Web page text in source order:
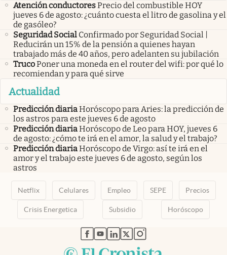
Atención conductoresPrecio del combustible HOY
jueves 6 de agosto: ¿cuánto cuesta el litro de gasolina y el
de gasóleo?
Seguridad Social Confirmado por Seguridad Social |
Reducirán un 15% de la pensión a quienes hayan
trabajado más de 40 años, pero adelanten su jubilación
TrucoPoner una moneda en el router del wifi: por qué lo
recomiendan y para qué sirve
Actualidad
Predicción diariaHoróscopo para Aries: la predicción de
los astros para este jueves 6 de agosto
Predicción diariaHoróscopo de Leo para HOY, jueves 6
de agosto: ¿cómo te irá en el amor, la salud y el trabajo?
Predicción diariaHoróscopo de Virgo: así te irá en el
amor y el trabajo este jueves 6 de agosto, según los
astros
Netflix Celulares Empleo SEPE Precios
Crisis Energetica Subsidio Horóscopo
abre en nueva pestaña
abre en nueva pestaña
abre en nueva pestaña
abre en nueva pestaña
abre en nueva pestaña